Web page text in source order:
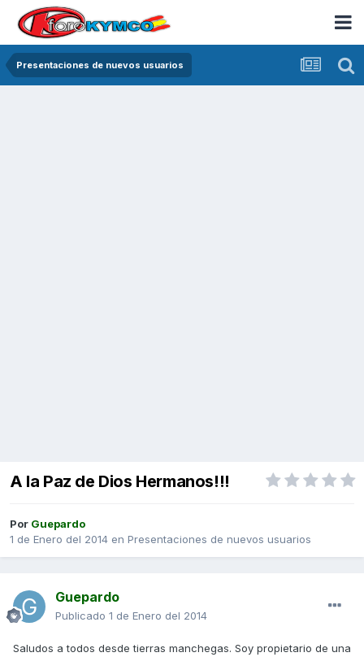
Presentaciones de nuevos usuarios
A la Paz de Dios Hermanos!!!
Por Guepardo
1 de Enero del 2014 en Presentaciones de nuevos usuarios
Guepardo
Publicado 1 de Enero del 2014
Saludos a todos desde tierras manchegas. Soy propietario de una